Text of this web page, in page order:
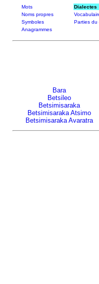
Mots Dialectes
Noms propres
Symboles
Parties du
Anagrammes
Bara
Betsileo
Betsimisaraka
Betsimisaraka Atsimo
Betsimisaraka Avaratra